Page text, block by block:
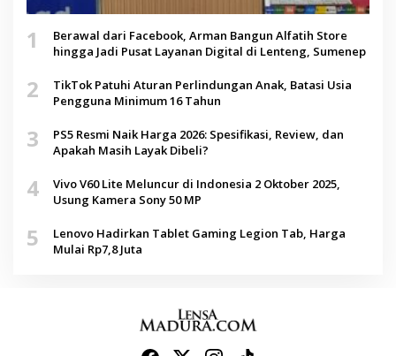
1
Berawal dari Facebook, Arman Bangun Alfatih Store
hingga Jadi Pusat Layanan Digital di Lenteng, Sumenep
2
TikTok Patuhi Aturan Perlindungan Anak, Batasi Usia
Pengguna Minimum 16 Tahun
3
PS5 Resmi Naik Harga 2026: Spesifikasi, Review, dan
Apakah Masih Layak Dibeli?
4
Vivo V60 Lite Meluncur di Indonesia 2 Oktober 2025,
Usung Kamera Sony 50 MP
5
Lenovo Hadirkan Tablet Gaming Legion Tab, Harga
Mulai Rp7,8 Juta